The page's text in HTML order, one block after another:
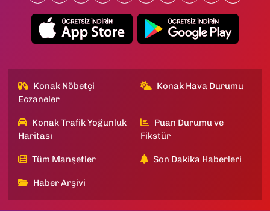
Konak Nöbetçi
Eczaneler
Konak Hava Durumu
Konak Trafik Yoğunluk
Haritası
Puan Durumu ve
Fikstür
Tüm Manşetler Son Dakika Haberleri
Haber Arşivi